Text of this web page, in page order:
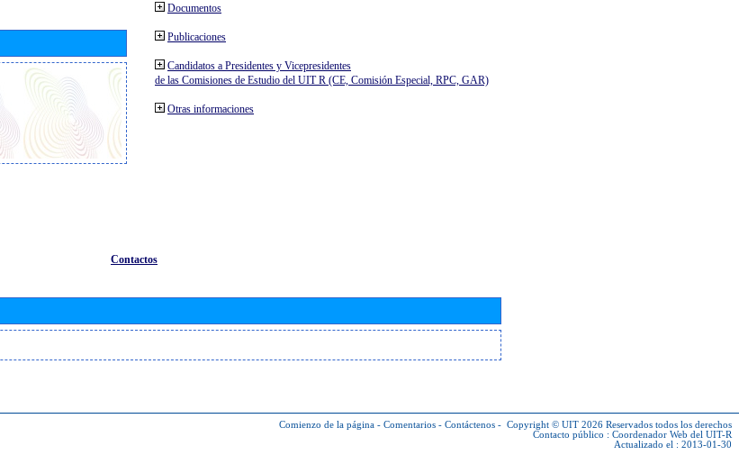
Documentos
Publicaciones
Candidatos a Presidentes y Vicepresidentes
de las Comisiones de Estudio del UIT R (CE, Comisión Especial, RPC, GAR)
Otras informaciones
Contactos
Comienzo de la página - Comentarios - Contáctenos - Copyright © UIT 2026 Reservados todos los derechos
Contacto público : Coordenador Web del UIT-R
Actualizado el : 2013-01-30